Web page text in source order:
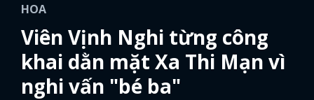
HOA
Viên Vịnh Nghi từng công
khai dằn mặt Xa Thi Mạn vì
nghi vấn "bé ba"